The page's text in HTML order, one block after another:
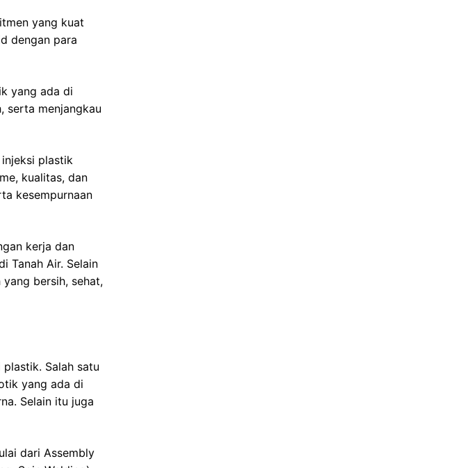
yang kuat
dengan para
yang ada di
serta menjangkau
plastik
kualitas, dan
kesempurnaan
kerja dan
Tanah Air. Selain
bersih, sehat,
Salah satu
yang ada di
Selain itu juga
dari Assembly